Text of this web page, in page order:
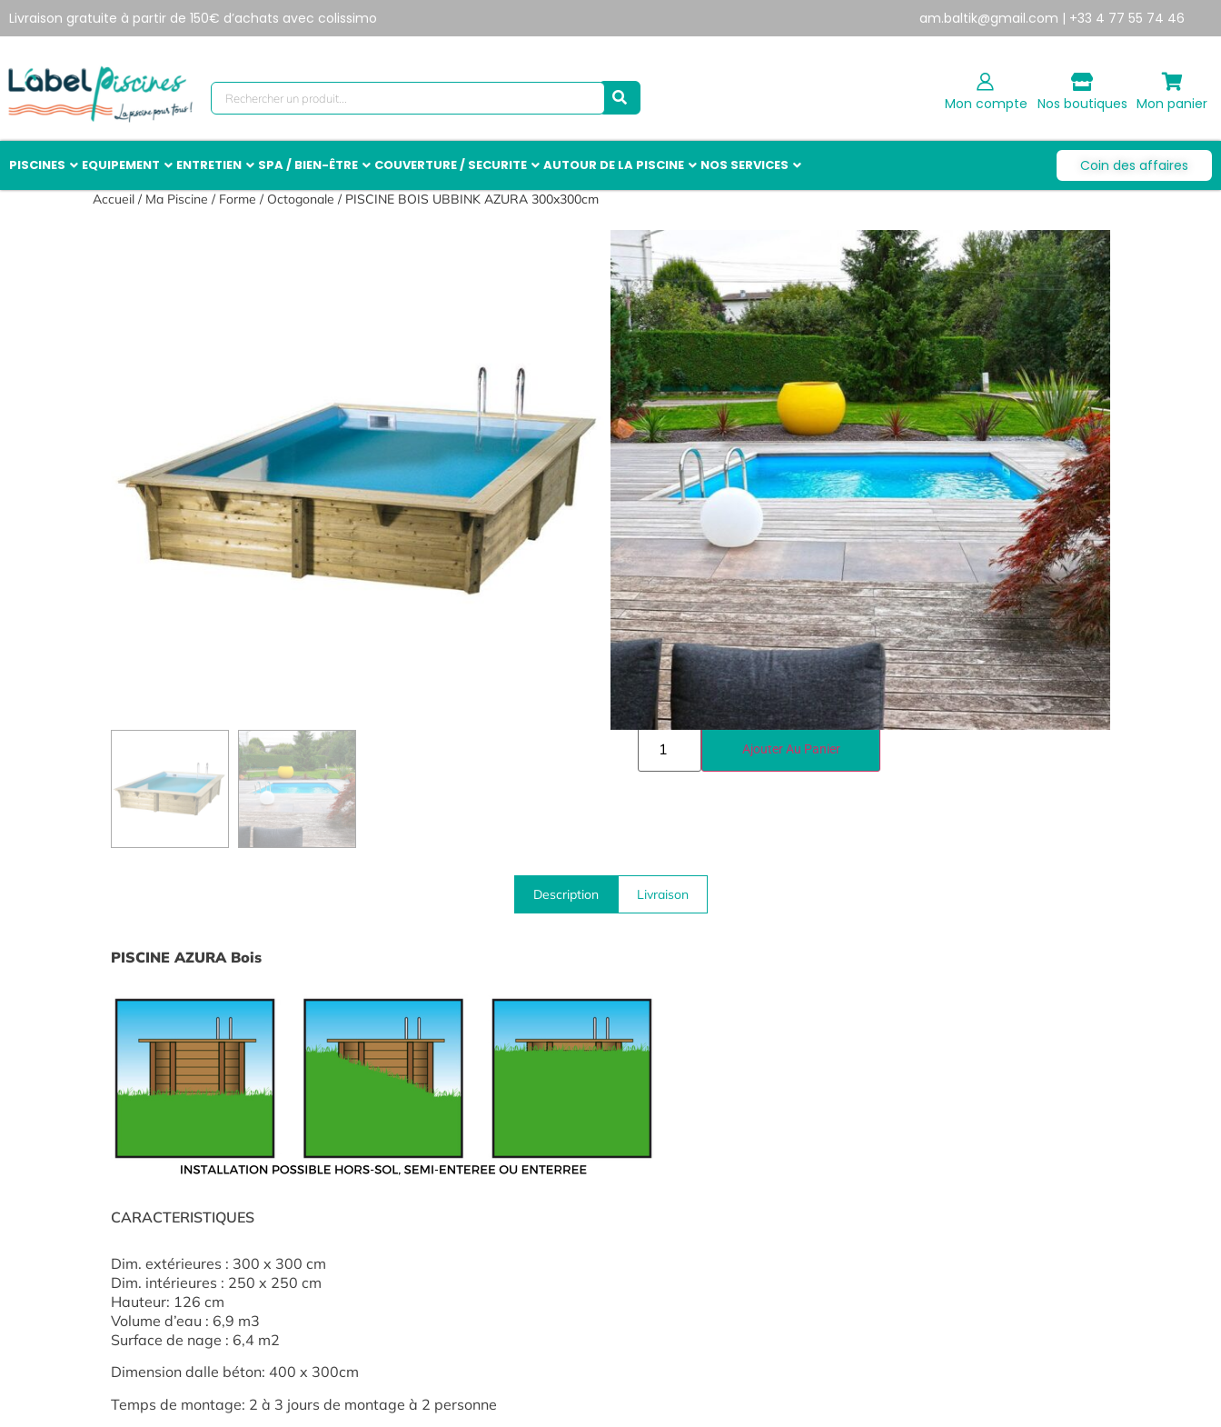
Livraison gratuite à partir de 150€ d’achats avec colissimo am.baltik@gmail.com | +33 4 77 55 74 46
Mon compte Nos boutiques Mon panier
PISCINES EQUIPEMENT ENTRETIEN SPA / BIEN-ÊTRE COUVERTURE / SECURITE AUTOUR DE LA PISCINE NOS SERVICES Coin des affaires
Accueil / Ma Piscine / Forme / Octogonale / PISCINE BOIS UBBINK AZURA 300x300cm
PISCINE BOIS UBBINK AZURA
300x300cm
3819,00€
Référence : F-2 AZURA 300x300cm
Couleur du liner
Beige 75/100ème Bleu 75/100ème
Forme
Octogonale
Ajouter Au Panier
Description Livraison
PISCINE AZURA Bois
CARACTERISTIQUES
Dim. extérieures : 300 x 300 cm
Dim. intérieures : 250 x 250 cm
Hauteur: 126 cm
Volume d’eau : 6,9 m3
Surface de nage : 6,4 m2
Dimension dalle béton: 400 x 300cm
Temps de montage: 2 à 3 jours de montage à 2 personne